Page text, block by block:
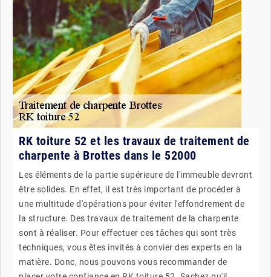
RK toiture 52 et les travaux de traitement de
charpente à Brottes dans le 52000
Les éléments de la partie supérieure de l'immeuble devront
être solides. En effet, il est très important de procéder à
une multitude d'opérations pour éviter l'effondrement de
la structure. Des travaux de traitement de la charpente
sont à réaliser. Pour effectuer ces tâches qui sont très
techniques, vous êtes invités à convier des experts en la
matière. Donc, nous pouvons vous recommander de